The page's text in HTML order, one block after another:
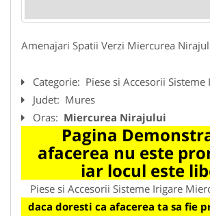
Amenajari Spatii Verzi Miercurea
Categorie: Piese si Accesorii Sisteme
Judet: Mures
Oras: Miercurea Nirajului
Pagina
afacerea nu este
iar locul este
Piese si Accesorii Sisteme Irigare
daca doresti ca afacerea ta sa fie